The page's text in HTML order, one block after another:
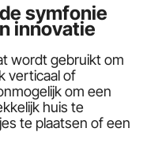
symfonie
innovatie
wordt gebruikt om
verticaal of
om een
huis te
te plaatsen of een